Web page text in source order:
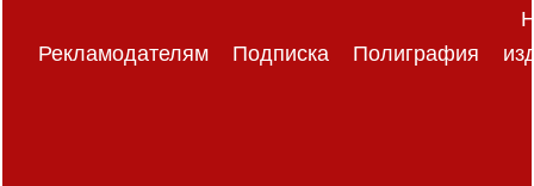
Рекламодателям Подписка Полиграфия